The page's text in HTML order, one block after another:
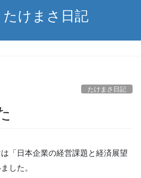
たけまさ日記
たけまさ日記
「日本企業の経営課題と経済展望
した。